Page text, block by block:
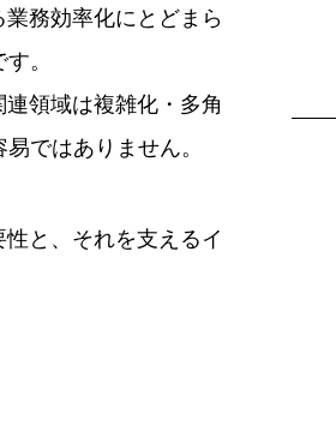
務効率化にとどまら
。
領域は複雑化・多角
ではありません。
と、それを支えるイ